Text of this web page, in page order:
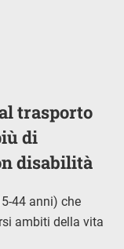
trasporto
di
disabilità
44 anni) che
ambiti della vita